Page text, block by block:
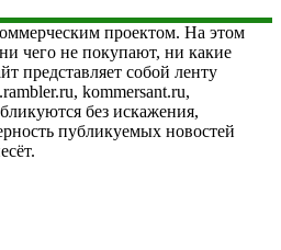
проектом. На этом
чего не покупают, ни какие
представляет собой ленту
kommersant.ru,
без искажения,
публикуемых новостей